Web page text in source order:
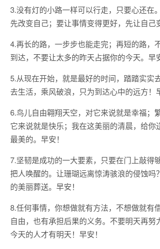
3.没有灯的小路一样可以行走，只要心还在
先改变自己；要让事情变得更好，先让自己
4.再长的路，一步步也能走完；再短的路，
到达，不要让太多的昨天占据你的今天。早
5.从现在开始，就是最好的时间，踏踏实实
去生活，乘风破浪，只为到达心中的远方！
6.鸟儿自由翱翔天空，对它来说就是幸福；
它来说就是快乐；我在这美丽的清晨，给你
最美的。早安！
7.坚韧是成功的一大要素，只要在门上敲得
把人唤醒的。让珊瑚远离惊涛骇浪的侵蚀吗
的美丽葬送。早安！
8.任何事情，你想做就有方法，不想做就有
自由，也有承担后果的义务。不要明天再努
今天的人才有明天！早安！